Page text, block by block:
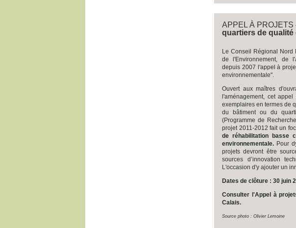
APPEL À PROJETS
quartiers de
Le Conseil Régional Nord
de l'Environnement, de
depuis 2007 l'appel à
environnementale".
Ouvert aux maîtres
l'aménagement, cet
exemplaires en termes de
du bâtiment ou du
(Programme de
projet 2011-2012 fait un
de réhabilitation basse
environnementale. Pour
projets devront être
sources d’innovation
L'occasion d'y ajouter un
Dates de clôture : 30 juin
Consulter l'Appel à
Calais.
Source photo : Olivier Lemoine